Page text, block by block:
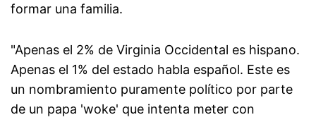
formar una familia.
"Apenas el 2% de Virginia Occidental es hispano.
Apenas el 1% del estado habla español. Este es
un nombramiento puramente político por parte
de un papa 'woke' que intenta meter con